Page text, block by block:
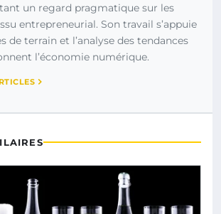
un regard pragmatique sur les
entrepreneurial. Son travail s’appuie
de terrain et l’analyse des tendances
l’économie numérique.